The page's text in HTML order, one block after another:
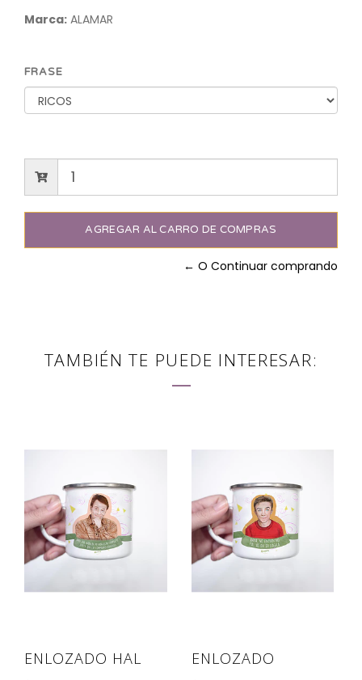
Marca: ALAMAR
FRASE
← O Continuar comprando
TAMBIÉN TE PUEDE INTERESAR:
ENLOZADO HAL
ENLOZADO